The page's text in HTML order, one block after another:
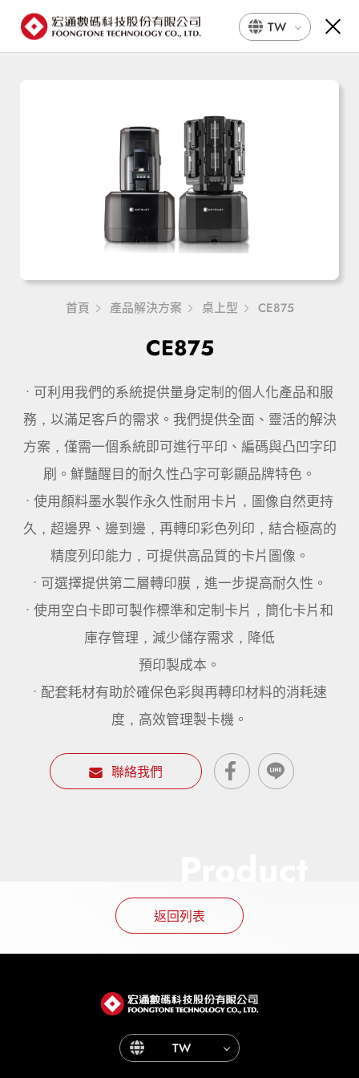
TW
首頁 產品解決方案 桌上型 CE875
CE875
• 可利用我們的系統提供量身定制的個人化產品和服
務，以滿足客戶的需求。我們提供全面、靈活的解決
方案，僅需一個系統即可進行平印、編碼與凸凹字印
刷。鮮豔醒目的耐久性凸字可彰顯品牌特色。
• 使用顏料墨水製作永久性耐用卡片，圖像自然更持
久，超邊界、邊到邊，再轉印彩色列印，結合極高的
精度列印能力，可提供高品質的卡片圖像。
• 可選擇提供第二層轉印膜，進一步提高耐久性。
• 使用空白卡即可製作標準和定制卡片，簡化卡片和
庫存管理，減少儲存需求，降低
預印製成本。
• 配套耗材有助於確保色彩與再轉印材料的消耗速
度，高效管理製卡機。
聯絡我們
返回列表
TW